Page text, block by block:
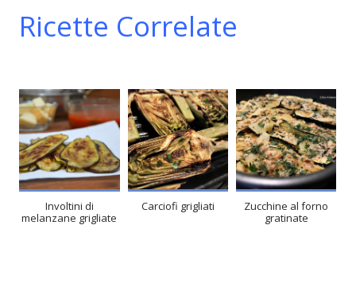
Ricette Correlate
Involtini di
melanzane grigliate
Carciofi grigliati
Zucchine al forno
gratinate